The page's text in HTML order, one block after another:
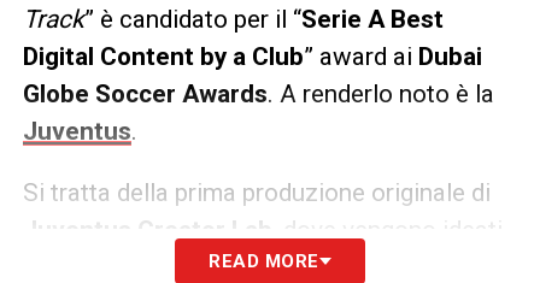
Track” è candidato per il “Serie A Best
Digital Content by a Club” award ai Dubai
Globe Soccer Awards. A renderlo noto è la
Juventus.
Si tratta della prima produzione originale di
Juventus Creator Lab
, dove vengono ideati
e prendono vita tutti i contenuti digitali del
READ MORE